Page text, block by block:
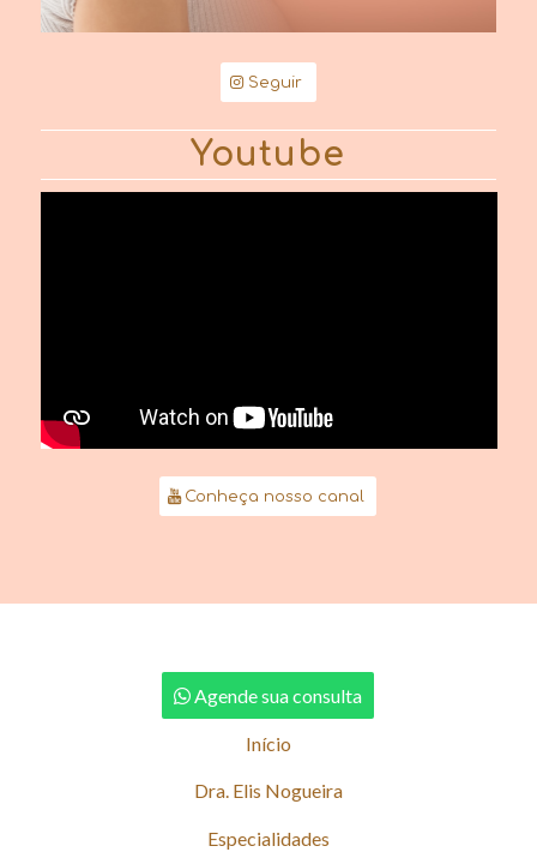
Seguir
Youtube
Conheça nosso canal
Agende sua consulta
Início
Dra. Elis Nogueira
Especialidades